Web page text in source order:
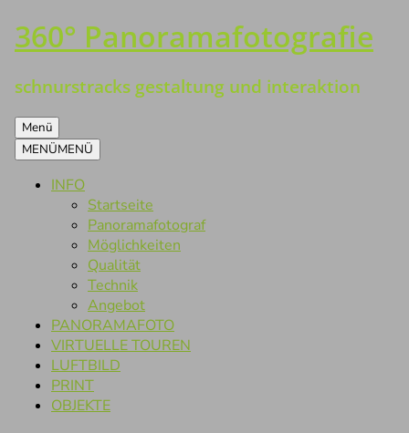
Zum
Inhalt
360° Panoramafotografie
schnurstracks gestaltung und interaktion
Menü
MENÜMENÜ
INFO
Startseite
Panoramafotograf
Möglichkeiten
Qualität
Technik
Angebot
PANORAMAFOTO
VIRTUELLE TOUREN
LUFTBILD
PRINT
OBJEKTE